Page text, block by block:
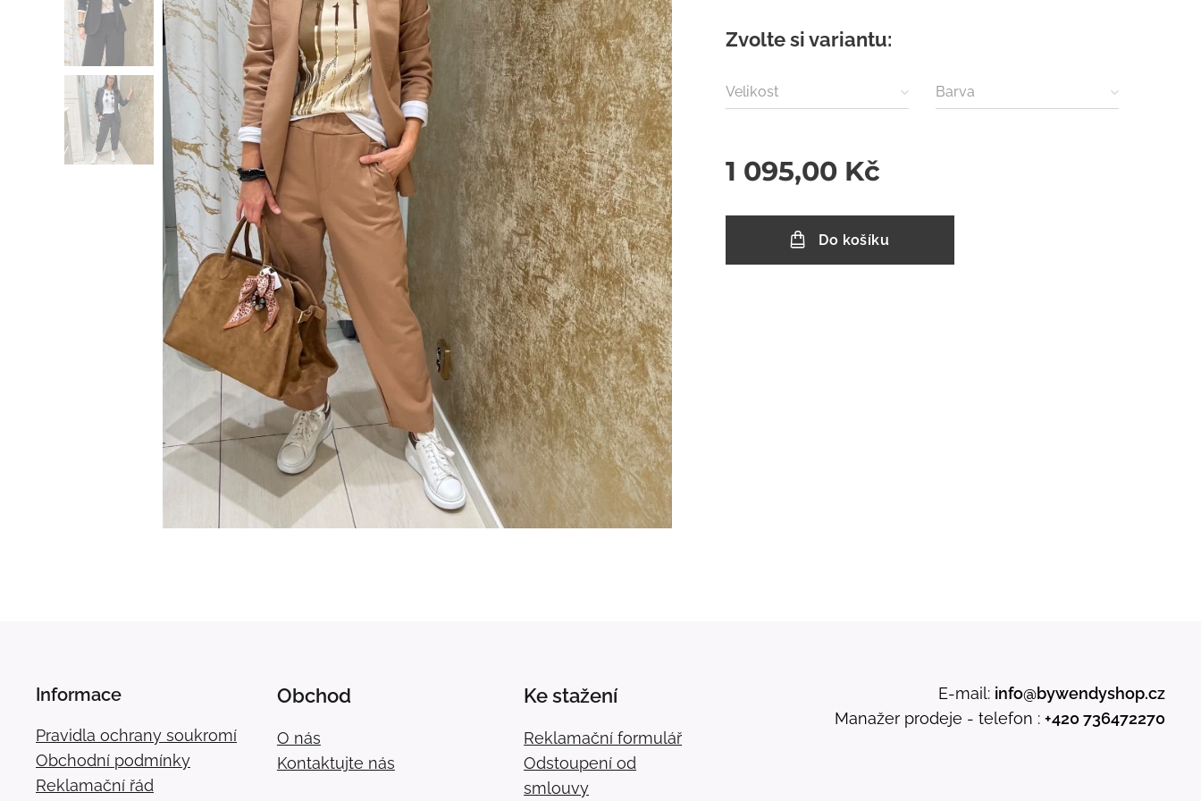
Zvolte si variantu:
Velikost Barva
1 095,00 Kč
Do košíku
Informace
Pravidla ochrany soukromí
Obchodní podmínky
Reklamační řád
Obchod
O nás
Kontaktujte nás
Ke stažení
Reklamační formulář
Odstoupení od
smlouvy
E-mail: info@bywendyshop.cz
Manažer prodeje - telefon : +420 736472270